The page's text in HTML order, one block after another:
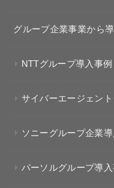
グループ企業事業から
NTTグループ導入事例
サイバーエージェン
ソニーグループ企業導
パーソルグループ導入